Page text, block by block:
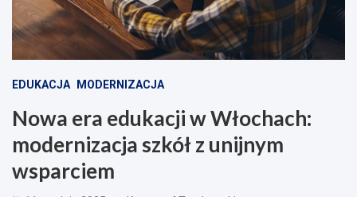
EDUKACJA MODERNIZACJA
Nowa era edukacji w Włochach:
modernizacja szkół z unijnym
wsparciem